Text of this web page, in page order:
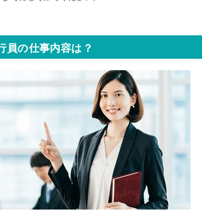
員の仕事内容は？